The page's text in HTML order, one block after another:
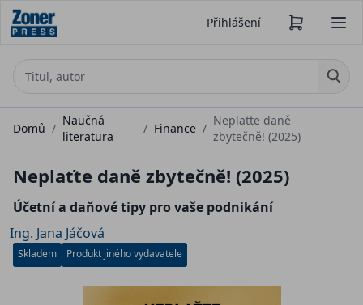
Přihlášení
Domů /
Naučná
literatura
/ Finance /
Neplaťte daně
zbytečně! (2025)
Neplaťte daně zbytečně! (2025)
Účetní a daňové tipy pro vaše podnikání
Ing. Jana Jáčová
Skladem Produkt jiného vydavatele